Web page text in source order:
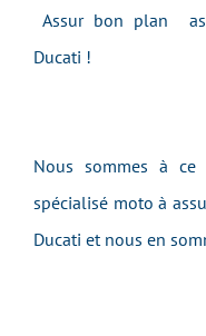
Assur bon plan
Ducati !
Nous sommes à ce
spécialisé moto à
Ducati et nous en